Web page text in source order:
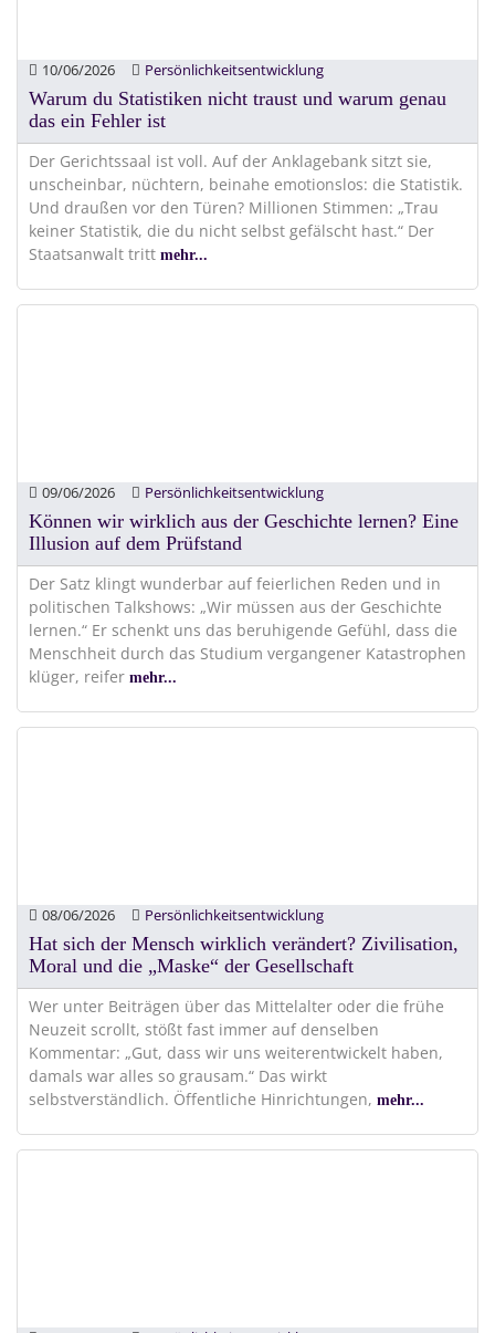
10/06/2026 Persönlichkeitsentwicklung
Warum du Statistiken nicht traust und warum genau
das ein Fehler ist
Der Gerichtssaal ist voll. Auf der Anklagebank sitzt sie,
unscheinbar, nüchtern, beinahe emotionslos: die Statistik.
Und draußen vor den Türen? Millionen Stimmen: „Trau
keiner Statistik, die du nicht selbst gefälscht hast.“ Der
Staatsanwalt tritt mehr...
09/06/2026 Persönlichkeitsentwicklung
Können wir wirklich aus der Geschichte lernen? Eine
Illusion auf dem Prüfstand
Der Satz klingt wunderbar auf feierlichen Reden und in
politischen Talkshows: „Wir müssen aus der Geschichte
lernen.“ Er schenkt uns das beruhigende Gefühl, dass die
Menschheit durch das Studium vergangener Katastrophen
klüger, reifer mehr...
08/06/2026 Persönlichkeitsentwicklung
Hat sich der Mensch wirklich verändert? Zivilisation,
Moral und die „Maske“ der Gesellschaft
Wer unter Beiträgen über das Mittelalter oder die frühe
Neuzeit scrollt, stößt fast immer auf denselben
Kommentar: „Gut, dass wir uns weiterentwickelt haben,
damals war alles so grausam.“ Das wirkt
selbstverständlich. Öffentliche Hinrichtungen, mehr...